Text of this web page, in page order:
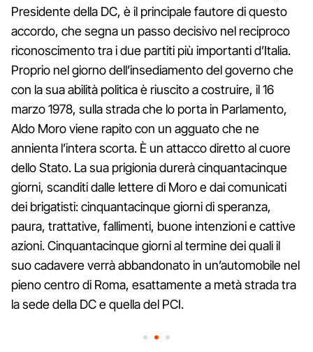
Presidente della DC, è il principale fautore di questo
accordo, che segna un passo decisivo nel reciproco
riconoscimento tra i due partiti più importanti d’Italia.
Proprio nel giorno dell’insediamento del governo che
con la sua abilità politica è riuscito a costruire, il 16
marzo 1978, sulla strada che lo porta in Parlamento,
Aldo Moro viene rapito con un agguato che ne
annienta l’intera scorta. È un attacco diretto al cuore
dello Stato. La sua prigionia durerà cinquantacinque
giorni, scanditi dalle lettere di Moro e dai comunicati
dei brigatisti: cinquantacinque giorni di speranza,
paura, trattative, fallimenti, buone intenzioni e cattive
azioni. Cinquantacinque giorni al termine dei quali il
suo cadavere verrà abbandonato in un’automobile nel
pieno centro di Roma, esattamente a metà strada tra
la sede della DC e quella del PCI.